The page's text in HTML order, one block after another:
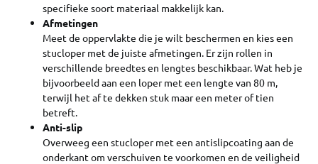
specifieke soort materiaal makkelijk kan.
Afmetingen
Meet de oppervlakte die je wilt beschermen en kies een
stucloper met de juiste afmetingen. Er zijn rollen in
verschillende breedtes en lengtes beschikbaar. Wat heb je
bijvoorbeeld aan een loper met een lengte van 80 m,
terwijl het af te dekken stuk maar een meter of tien
betreft.
Anti-slip
Overweeg een stucloper met een antislipcoating aan de
onderkant om verschuiven te voorkomen en de veiligheid